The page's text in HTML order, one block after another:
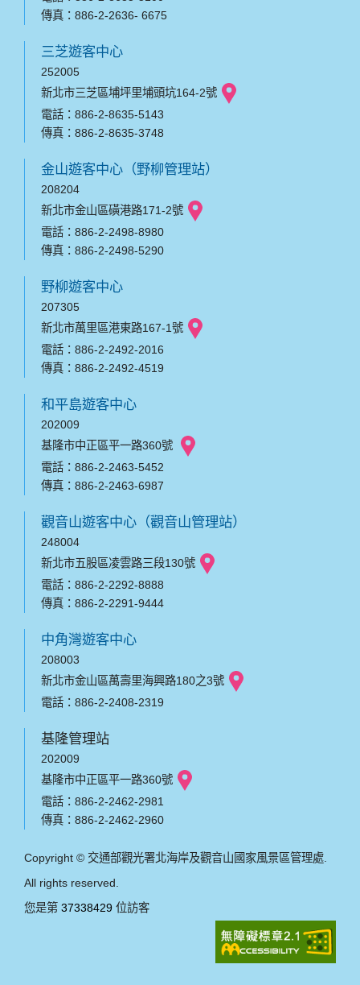
傳真：886-2-2636- 6675
三芝遊客中心
252005
新北市三芝區埔坪里埔頭坑164-2號
電話：886-2-8635-5143
傳真：886-2-8635-3748
金山遊客中心（野柳管理站）
208204
新北市金山區磺港路171-2號
電話：886-2-2498-8980
傳真：886-2-2498-5290
野柳遊客中心
207305
新北市萬里區港東路167-1號
電話：886-2-2492-2016
傳真：886-2-2492-4519
和平島遊客中心
202009
基隆市中正區平一路360號
電話：886-2-2463-5452
傳真：886-2-2463-6987
觀音山遊客中心（觀音山管理站）
248004
新北市五股區凌雲路三段130號
電話：886-2-2292-8888
傳真：886-2-2291-9444
中角灣遊客中心
208003
新北市金山區萬壽里海興路180之3號
電話：886-2-2408-2319
基隆管理站
202009
基隆市中正區平一路360號
電話：886-2-2462-2981
傳真：886-2-2462-2960
Copyright © 交通部觀光署北海岸及觀音山國家風景區管理處.
All rights reserved.
您是第 37338429 位訪客